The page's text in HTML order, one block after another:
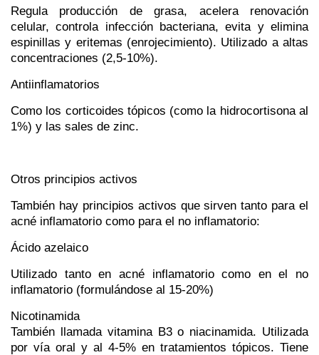
Regula producción de grasa, acelera renovación
celular, controla infección bacteriana, evita y elimina
espinillas y eritemas (enrojecimiento). Utilizado a altas
concentraciones (2,5-10%).
Antiinflamatorios
Como los corticoides tópicos (como la hidrocortisona al
1%) y las sales de zinc.
Otros principios activos
También hay principios activos que sirven tanto para el
acné inflamatorio como para el no inflamatorio:
Ácido azelaico
Utilizado tanto en acné inflamatorio como en el no
inflamatorio (formulándose al 15-20%)
Nicotinamida
También llamada vitamina B3 o niacinamida. Utilizada
por vía oral y al 4-5% en tratamientos tópicos. Tiene